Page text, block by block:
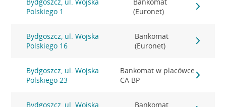
Polskiego 1
(Euronet)
Bydgoszcz, ul. Wojska
Polskiego 16
Bankomat
(Euronet)
Bydgoszcz, ul. Wojska
Polskiego 23
Bankomat w placówce
CA BP
Bydgoszcz, ul. Wojska Bankomat